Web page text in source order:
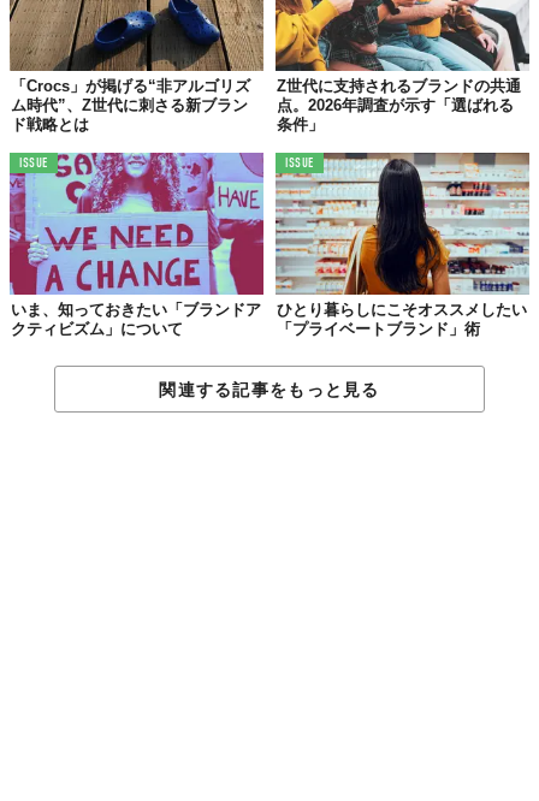
「Crocs」が掲げる“非アルゴリズ
ム時代”、Z世代に刺さる新ブラン
ド戦略とは
Z世代に支持されるブランドの共通
点。2026年調査が示す「選ばれる
条件」
ISSUE
いま、知っておきたい「ブランドア
クティビズム」について
ISSUE
ひとり暮らしにこそオススメしたい
「プライベートブランド」術
関連する記事をもっと見る